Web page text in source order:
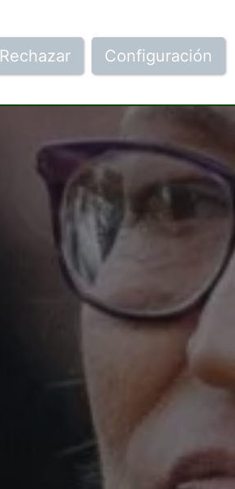
Rechazar Configuración